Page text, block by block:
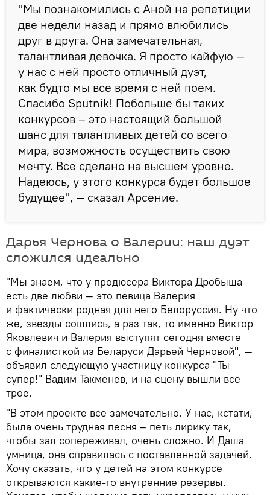
"Мы познакомились с Аной на репетиции
две недели назад и прямо влюбились
друг в друга. Она замечательная,
талантливая девочка. Я просто кайфую —
у нас с ней просто отличный дуэт,
как будто мы все время с ней поем.
Спасибо Sputnik! Побольше бы таких
конкурсов – это настоящий большой
шанс для талантливых детей со всего
мира, возможность осуществить свою
мечту. Все сделано на высшем уровне.
Надеюсь, у этого конкурса будет большое
будущее", — сказал Арсение.
Дарья Чернова о Валерии: наш дуэт
сложился идеально
"Мы знаем, что у продюсера Виктора Дробыша
есть две любви — это певица Валерия
и фактически родная для него Белоруссия. Ну что
же, звезды сошлись, а раз так, то именно Виктор
Яковлевич и Валерия выступят сегодня вместе
с финалисткой из Беларуси Дарьей Черновой", —
объявил следующую участницу конкурса "Ты
супер!" Вадим Такменев, и на сцену вышли все
трое.
"В этом проекте все замечательно. У нас, кстати,
была очень трудная песня – петь лирику так,
чтобы зал сопереживал, очень сложно. И Даша
умница, она справилась с поставленной задачей.
Хочу сказать, что у детей на этом конкурсе
открываются какие-то внутренние резервы.